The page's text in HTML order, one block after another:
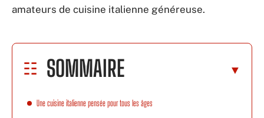
amateurs de cuisine italienne généreuse.
SOMMAIRE
Une cuisine italienne pensée pour tous les âges